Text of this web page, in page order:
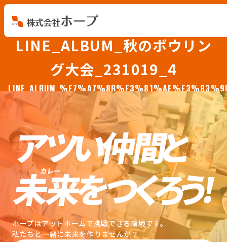
会社を知る
人を知る
環境を知る
お知らせ
ホープブログ
LINE_ALBUM_秋のボウリン
グ大会_231019_4
ホープはアットホームで挑戦できる環境です。
私たちと一緒に未来を作りませんか？